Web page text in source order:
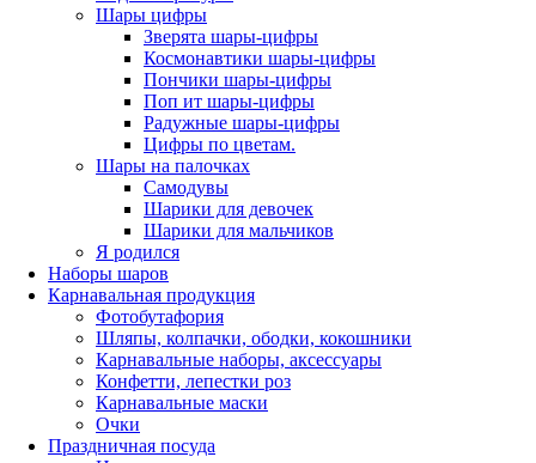
Шары цифры
Зверята шары-цифры
Космонавтики шары-цифры
Пончики шары-цифры
Поп ит шары-цифры
Радужные шары-цифры
Цифры по цветам.
Шары на палочках
Самодувы
Шарики для девочек
Шарики для мальчиков
Я родился
Наборы шаров
Карнавальная продукция
Фотобутафория
Шляпы, колпачки, ободки, кокошники
Карнавальные наборы, аксессуары
Конфетти, лепестки роз
Карнавальные маски
Очки
Праздничная посуда